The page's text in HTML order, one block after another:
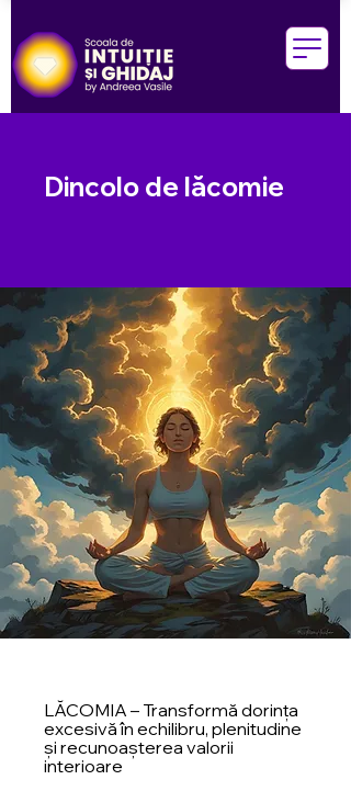
Dincolo de lăcomie
LĂCOMIA – Transformă dorința
excesivă în echilibru, plenitudine
și recunoașterea valorii
interioare